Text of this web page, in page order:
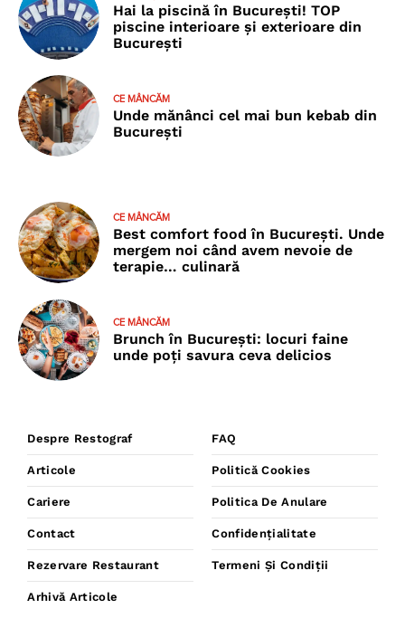
Hai la piscină în București! TOP
piscine interioare și exterioare din
București
CE MÂNCĂM
Unde mănânci cel mai bun kebab din
București
CE MÂNCĂM
Best comfort food în București. Unde
mergem noi când avem nevoie de
terapie… culinară
CE MÂNCĂM
Brunch în București: locuri faine
unde poţi savura ceva delicios
Despre Restograf
Articole
Cariere
Contact
Rezervare Restaurant
Arhivă Articole
FAQ
Politică Cookies
Politica De Anulare
Confidențialitate
Termeni Și Condiții